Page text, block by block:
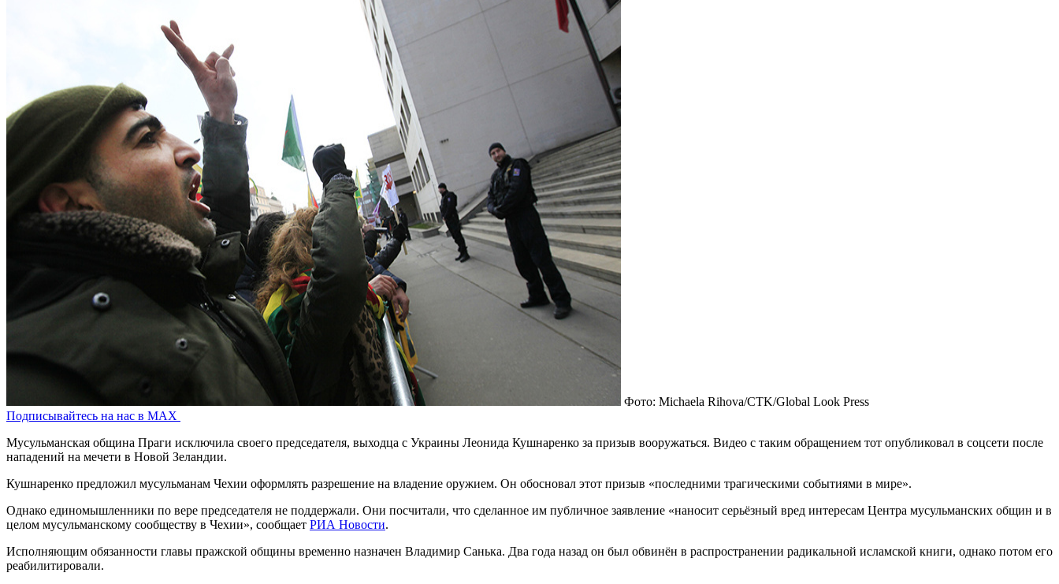
Фото: Michaela Rihova/CTK/Global Look Press
Подписывайтесь на нас в MAX
Мусульманская община Праги исключила своего председателя, выходца с Украины Леонида Кушнаренко за призыв вооружаться. Видео с таким обращением тот опубликовал в соцсети после
нападений на мечети в Новой Зеландии.
Кушнаренко предложил мусульманам Чехии оформлять разрешение на владение оружием. Он обосновал этот призыв «последними трагическими событиями в мире».
Однако единомышленники по вере председателя не поддержали. Они посчитали, что сделанное им публичное заявление «наносит серьёзный вред интересам Центра мусульманских общин и в
целом мусульманскому сообществу в Чехии», сообщает РИА Новости.
Исполняющим обязанности главы пражской общины временно назначен Владимир Санька. Два года назад он был обвинён в распространении радикальной исламской книги, однако потом его
реабилитировали.